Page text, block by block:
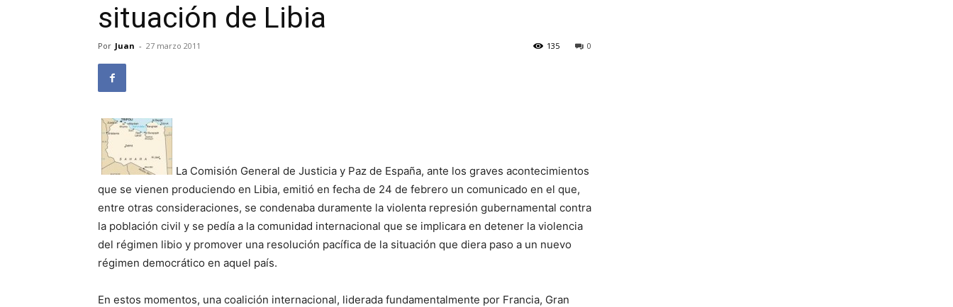
situación de Libia
Por Juan - 27 marzo 2011 0
135
La Comisión General de Justicia y Paz de España, ante los graves acontecimientos
que se vienen produciendo en Libia, emitió en fecha de 24 de febrero un comunicado en el que,
entre otras consideraciones, se condenaba duramente la violenta represión gubernamental contra
la población civil y se pedía a la comunidad internacional que se implicara en detener la violencia
del régimen libio y promover una resolución pacífica de la situación que diera paso a un nuevo
régimen democrático en aquel país.
En estos momentos, una coalición internacional, liderada fundamentalmente por Francia, Gran